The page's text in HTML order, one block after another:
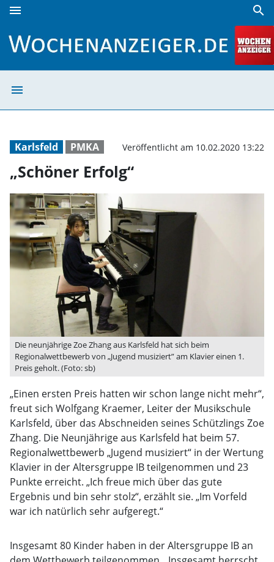
menu search
menu
Karlsfeld PMKA Veröffentlicht am 10.02.2020 13:22
„Schöner Erfolg“
Die neunjährige Zoe Zhang aus Karlsfeld hat sich beim
Regionalwettbewerb von „Jugend musiziert” am Klavier einen 1.
Preis geholt. (Foto: sb)
„Einen ersten Preis hatten wir schon lange nicht mehr“,
freut sich Wolfgang Kraemer, Leiter der Musikschule
Karlsfeld, über das Abschneiden seines Schützlings Zoe
Zhang. Die Neunjährige aus Karlsfeld hat beim 57.
Regionalwettbewerb „Jugend musiziert“ in der Wertung
Klavier in der Altersgruppe IB teilgenommen und 23
Punkte erreicht. „Ich freue mich über das gute
Ergebnis und bin sehr stolz“, erzählt sie. „Im Vorfeld
war ich natürlich sehr aufgeregt.“
Insgesamt 80 Kinder haben in der Altersgruppe IB an